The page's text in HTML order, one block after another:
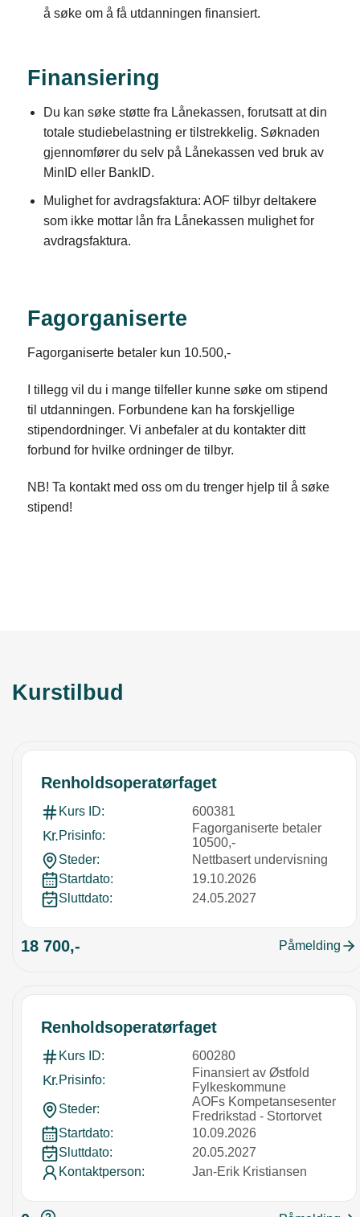
å søke om å få utdanningen finansiert.
Finansiering
Du kan søke støtte fra Lånekassen, forutsatt at din
totale studiebelastning er tilstrekkelig. Søknaden
gjennomfører du selv på Lånekassen ved bruk av
MinID eller BankID.
Mulighet for avdragsfaktura: AOF tilbyr deltakere
som ikke mottar lån fra Lånekassen mulighet for
avdragsfaktura.
Fagorganiserte
Fagorganiserte betaler kun 10.500,-
I tillegg vil du i mange tilfeller kunne søke om stipend
til utdanningen. Forbundene kan ha forskjellige
stipendordninger. Vi anbefaler at du kontakter ditt
forbund for hvilke ordninger de tilbyr.
NB! Ta kontakt med oss om du trenger hjelp til å søke
stipend!
Kurstilbud
Renholdsoperatørfaget
Kurs ID: 600381
Kr. Prisinfo:
Fagorganiserte betaler
10500,-
Steder:
Nettbasert undervisning
Startdato:
19.10.2026
Sluttdato:
24.05.2027
18 700,- Påmelding
Renholdsoperatørfaget
Kurs ID: 600280
Kr. Prisinfo:
Finansiert av Østfold
Fylkeskommune
Steder:
AOFs Kompetansesenter
Fredrikstad - Stortorvet
Startdato:
10.09.2026
Sluttdato:
20.05.2027
Kontaktperson:
Jan-Erik Kristiansen